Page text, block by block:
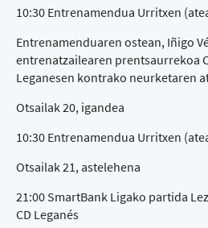
10:30 Entrenamendua Urritxen
Entrenamenduaren ostean, Iñigo
entrenatzailearen prentsaurrekoa
Leganesen kontrako neurketaren
Otsailak 20, igandea
10:30 Entrenamendua Urritxen
Otsailak 21, astelehena
21:00 SmartBank Ligako partida
CD Leganés